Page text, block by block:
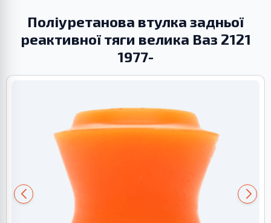
Поліуретанова втулка задньої
реактивної тяги велика Ваз 2121
1977-